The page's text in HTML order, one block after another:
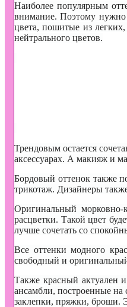
Наиболее популярным
внимание. Поэтому нужно
цвета, пошитые из
нейтрального цветов.
Трендовым остается
аксессуарах. А макияж и
Бордовый оттенок также
трикотаж. Дизайнеры
Оригинальный
расцветки. Такой цвет
лучше сочетать со
Все оттенки модного
свободный и
Также красный актуален
ансамбли, построенные на
заклепки, пряжки, броши.